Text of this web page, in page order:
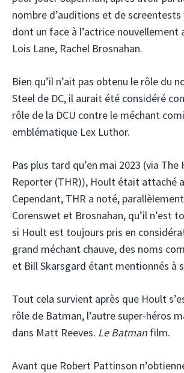
nombre d’auditions et de screentests
dont un face à l’actrice nouvellement
Lois Lane, Rachel Brosnahan.
Bien qu’il n’ait pas obtenu le rôle du
Steel de DC, il aurait été considéré
rôle de la DCU contre le méchant
emblématique Lex Luthor.
Pas plus tard qu’en mai 2023 (via
Reporter (THR)), Hoult était attaché
Cependant, THR a noté,
Corenswet et Brosnahan, qu’il n’est
si Hoult est toujours pris en
grand méchant chauve, des noms
et Bill Skarsgard étant mentionnés à
Tout cela survient après que Hoult
rôle de Batman, l’autre super-héros
dans Matt Reeves. Le Batman film.
Avant que Robert Pattinson